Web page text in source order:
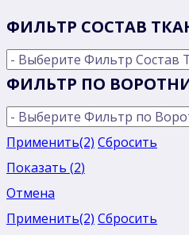
ФИЛЬТР СОСТАВ
ФИЛЬТР ПО
Применить(2) Сбросить
Показать (2)
Отмена
Применить(2) Сбросить